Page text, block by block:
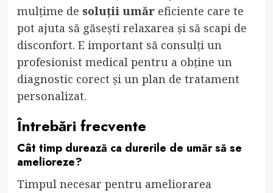
mulțime de soluții umăreficiente care te
pot ajuta să găsești relaxarea și să scapi de
disconfort. E important să consulți un
profesionist medical pentru a obține un
diagnostic corect și un plan de tratament
personalizat.
Întrebări frecvente
Cât timp durează ca durerile de umăr să se
amelioreze?
Timpul necesar pentru ameliorarea